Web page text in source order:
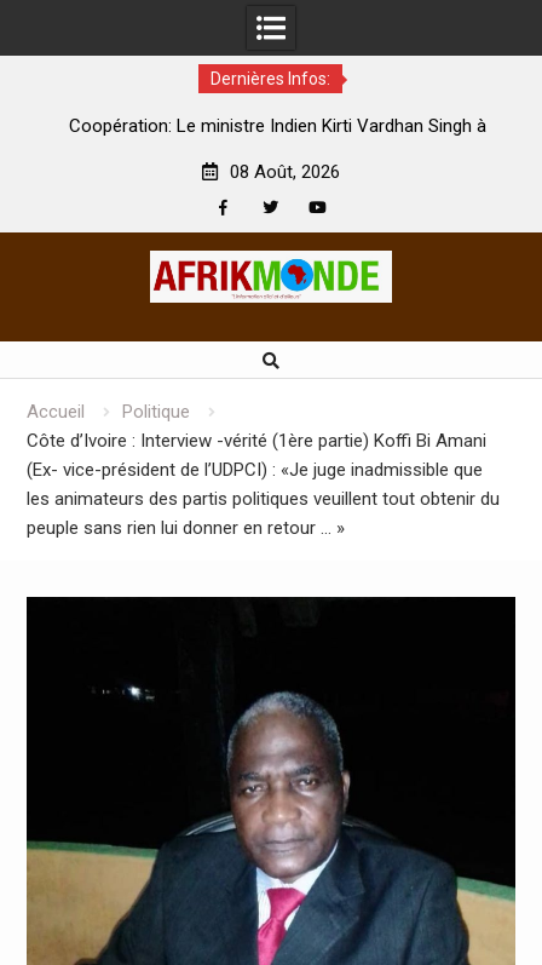
Dernières Infos:
Coopération: Le ministre Indien Kirti Vardhan Singh à
08 Août, 2026
Accueil
Politique
Côte d’Ivoire : Interview -vérité (1ère partie) Koffi Bi Amani
(Ex- vice-président de l’UDPCI) : «Je juge inadmissible que
les animateurs des partis politiques veuillent tout obtenir du
peuple sans rien lui donner en retour … »